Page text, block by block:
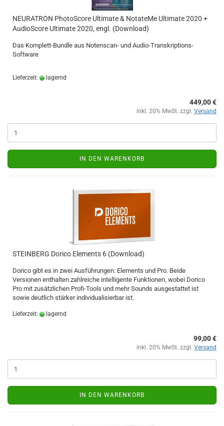
NEURATRON PhotoScore Ultimate & NotateMe Ultimate 2020 +
AudioScore Ultimate 2020, engl. (Download)
Das Komplett-Bundle aus Notenscan- und Audio-Transkriptions-
Software
Lieferzeit: lagernd
449,00 €
inkl. 20% MwSt. zzgl. Versand
IN DEN WARENKORB
STEINBERG Dorico Elements 6 (Download)
Dorico gibt es in zwei Ausführungen: Elements und Pro. Beide
Versionen enthalten zahlreiche intelligente Funktionen, wobei Dorico
Pro mit zusätzlichen Profi-Tools und mehr Sounds ausgestattet ist
sowie deutlich stärker individualisierbar ist.
Lieferzeit: lagernd
99,00 €
inkl. 20% MwSt. zzgl. Versand
IN DEN WARENKORB